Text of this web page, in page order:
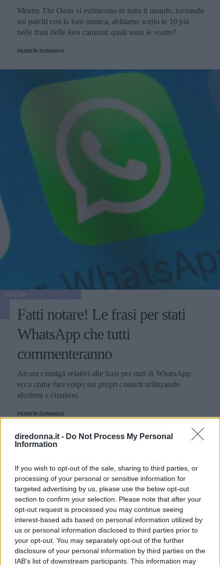
diredonna.it - Do Not Process My Personal
Information
If you wish to opt-out of the sale, sharing to third parties, or
processing of your personal or sensitive information for
targeted advertising by us, please use the below opt-out
section to confirm your selection. Please note that after your
opt-out request is processed you may continue seeing
interest-based ads based on personal information utilized by
us or personal information disclosed to third parties prior to
your opt-out. You may separately opt-out of the further
disclosure of your personal information by third parties on the
IAB’s list of downstream participants. This information may
Mentre The Oasis si esibiscono in tutto il mondo, tornando
sui palchi con la loro musica, abbiamo scelto le 10 più
belle frasi delle loro canzoni: quali sono le vostre?
PERDITA DURANGO
Fatti notare! Le frasi per stati
WhatsApp che tutti
commenteranno
Alcuni consigli relativi alle frasi per stati di WhatsApp:
ecco come fare colpo sui propri contatti utilizzando
aforismi e citazioni.
PERDITA DURANGO